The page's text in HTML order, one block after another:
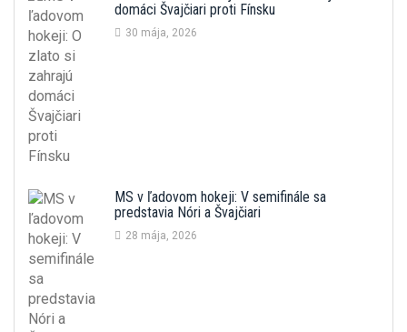
domáci Švajčiari proti Fínsku
30 mája, 2026
MS v ľadovom hokeji: V semifinále sa
predstavia Nóri a Švajčiari
28 mája, 2026